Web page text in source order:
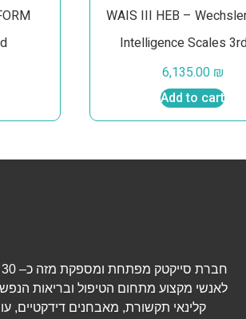
WAIS III HEB –
Intelligence Scales
6,135.00 ₪
Add to cart
לאנשי מקצוע מתחום הטיפול ובריאות
קלינאי תקשורת, מאבחנים דידקטיים,